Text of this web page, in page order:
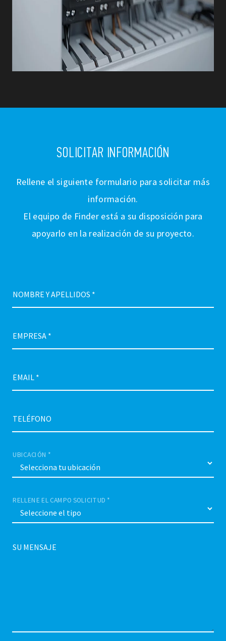
SOLICITAR INFORMACIÓN
Rellene el siguiente formulario para solicitar más
información.
El equipo de Finder está a su disposición para
apoyarlo en la realización de su proyecto.
NOMBRE Y APELLIDOS *
EMPRESA *
EMAIL *
TELÉFONO
UBICACIÓN *
RELLENE EL CAMPO SOLICITUD *
SU MENSAJE